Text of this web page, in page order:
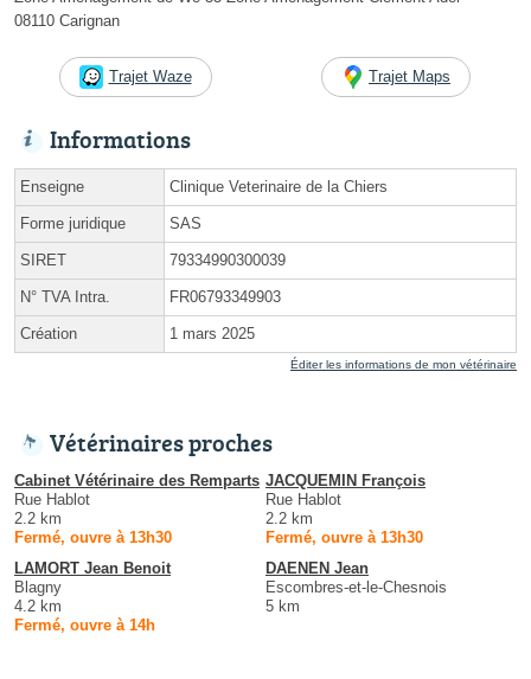
08110 Carignan
Trajet Waze Trajet Maps
Informations
Enseigne Clinique Veterinaire de la Chiers
Forme juridique SAS
SIRET 79334990300039
N° TVA Intra. FR06793349903
Création 1 mars 2025
Éditer les informations de mon vétérinaire
Vétérinaires proches
Cabinet Vétérinaire des Remparts
Rue Hablot
2.2 km
Fermé, ouvre à 13h30
JACQUEMIN François
Rue Hablot
2.2 km
Fermé, ouvre à 13h30
LAMORT Jean Benoit
Blagny
4.2 km
Fermé, ouvre à 14h
DAENEN Jean
Escombres-et-le-Chesnois
5 km